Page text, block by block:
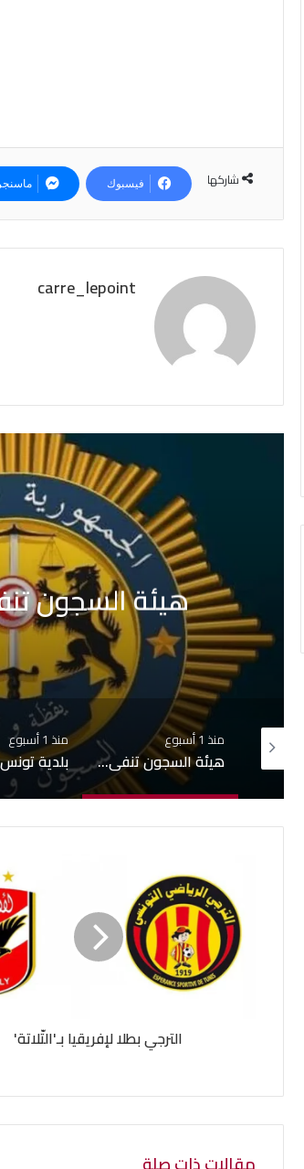
شاركها فيسبوك ماسنجر
carre_lepoint
أحداث
منذ 1 أسبوع
هيئة السجون تنفي
هيئة السجون تنفي تدهور الحالة الصحية لبعض المساجين
منذ 1 أسبوع
الترجي بطلا لإفريقيا بـ'التّلاتة'